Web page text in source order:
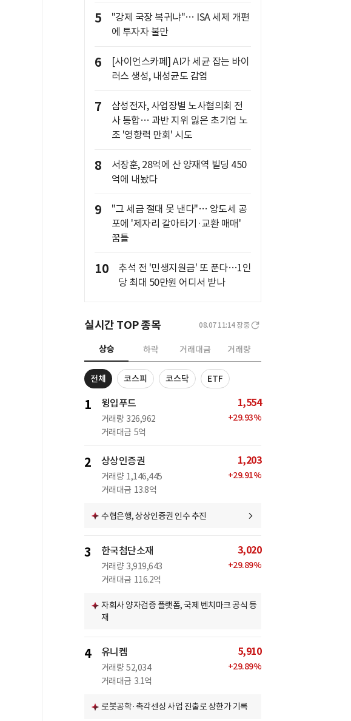
5
"강제 국장 복귀냐"… ISA 세제 개편
에 투자자 불만
6
[사이언스카페] AI가 세균 잡는 바이
러스 생성, 내성균도 감염
7
삼성전자, 사업장별 노사협의회 전
사 통합… 과반 지위 잃은 초기업 노
조 '영향력 만회' 시도
8
서장훈, 28억에 산 양재역 빌딩 450
억에 내놨다
9
"그 세금 절대 못 낸다"… 양도세 공
포에 '제자리 갈아타기·교환 매매'
꿈틀
10
추석 전 '민생지원금' 또 푼다…1인
당 최대 50만원 어디서 받나
실시간 TOP 종목 08.07 11:14 장중
상승 하락 거래대금 거래량
전체 코스피 코스닥 ETF
1 윙입푸드
거래량 326,962
거래대금 5억
1,554
+29.93%
2 상상인증권
거래량 1,146,445
거래대금 13.8억
1,203
+29.91%
수협은행, 상상인증권 인수 추진
3 한국첨단소재
거래량 3,919,643
거래대금 116.2억
3,020
+29.89%
자회사 양자검증 플랫폼, 국제 벤치마크 공식 등
재
4 유니켐
거래량 52,034
거래대금 3.1억
5,910
+29.89%
로봇공학·촉각센싱 사업 진출로 상한가 기록